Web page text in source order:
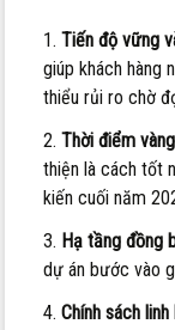
Tiến độ vững
giúp khách hàng
thiểu rủi ro chờ
Thời điểm
thiện là cách tốt
kiến cuối năm
Hạ tầng đồng
dự án bước vào
Chính sách